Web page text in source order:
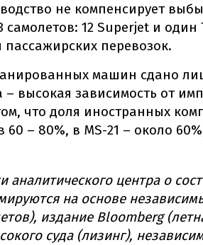
не компенсирует
12 Superjet и один
перевозок.
машин сдано
– высокая зависимость от
что доля иностранных
– 80%, в MS-21 – около
центра о
на основе
издание Bloomberg
суда (лизинг),